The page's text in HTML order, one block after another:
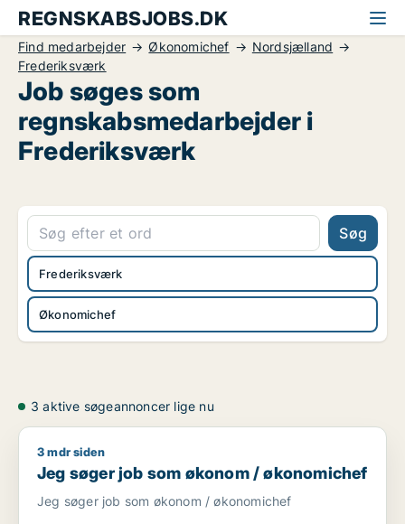
REGNSKABSJOBS.DK
Find medarbejder Økonomichef
Nordsjælland
Frederiksværk
Job søges som
regnskabsmedarbejder i
Frederiksværk
Søg
Økonomichef
Frederiksværk
3 aktive søgeannoncer lige nu
Jeg søger job som økonom / økonomichef
3 mdr siden
Jeg søger job som økonom / økonomichef
Jeg søger job som økonom / økonomichef